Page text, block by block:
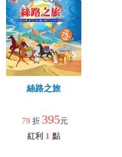
絲路之旅
79 折 395元
紅利 1 點